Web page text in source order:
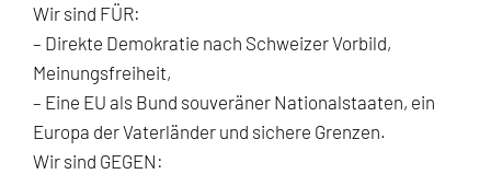
Wir sind FÜR:
– Direkte Demokratie nach Schweizer Vorbild,
Meinungsfreiheit,
– Eine EU als Bund souveräner Nationalstaaten, ein
Europa der Vaterländer und sichere Grenzen.
Wir sind GEGEN: